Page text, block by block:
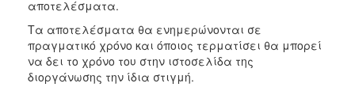
αποτελέσματα.
Τα αποτελέσματα θα ενημερώνονται σε
πραγματικό χρόνο και όποιος τερματίσει θα μπορεί
να δει το χρόνο του στην ιστοσελίδα της
διοργάνωσης την ίδια στιγμή.